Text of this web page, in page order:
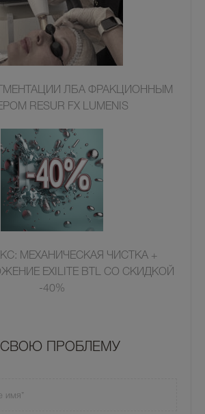
ЛБА ФРАКЦИОННЫМ
RESUR FX LUMENIS
МЕХАНИЧЕСКАЯ ЧИСТКА +
EXILITE BTL СО СКИДКОЙ
-40%
ПРОБЛЕМУ